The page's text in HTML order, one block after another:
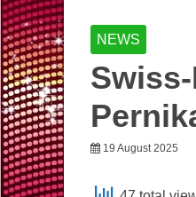
NEWS
19 August 2025